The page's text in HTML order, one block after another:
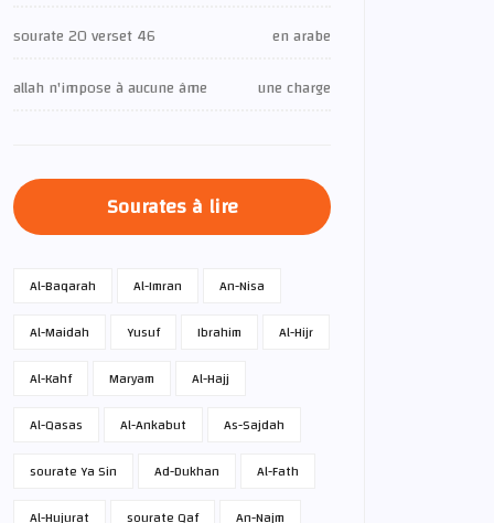
sourate 20 verset 46
en arabe
allah n'impose à aucune âme
une charge
Sourates à lire
Al-Baqarah Al-Imran
An-Nisa
Al-Maidah
Yusuf Ibrahim
Al-Hijr
Al-Kahf
Maryam
Al-Hajj
Al-Qasas
Al-Ankabut
As-Sajdah
sourate Ya Sin
Ad-Dukhan
Al-Fath
Al-Hujurat
sourate Qaf An-Najm